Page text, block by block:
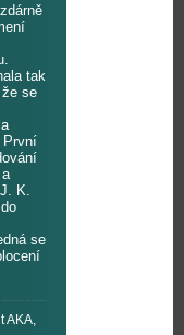
tak
se
První
K.
se
AKA,